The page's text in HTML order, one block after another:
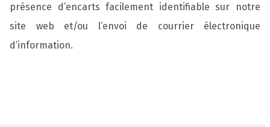
présence d’encarts facilement identifiable sur notre
site web et/ou l’envoi de courrier électronique
d’information.